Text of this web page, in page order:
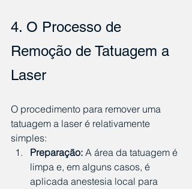
4. O Processo de
Remoção de Tatuagem a
Laser
O procedimento para remover uma
tatuagem a laser é relativamente
simples:
Preparação: A área da tatuagem é
limpa e, em alguns casos, é
aplicada anestesia local para